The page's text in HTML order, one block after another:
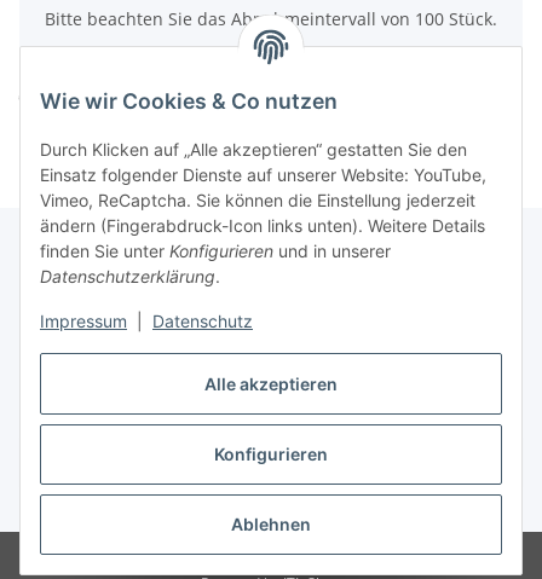
Alle akzeptieren
Konfigurieren
Ablehnen
Wie wir Cookies & Co nutzen
Durch Klicken auf „Alle akzeptieren“ gestatten Sie den
Einsatz folgender Dienste auf unserer Website: YouTube,
Vimeo, ReCaptcha. Sie können die Einstellung jederzeit
ändern (Fingerabdruck-Icon links unten). Weitere Details
finden Sie unter Konfigurieren und in unserer
Datenschutzerklärung.
Impressum Datenschutz
Bitte beachten Sie das Abnahmeintervall von 100 Stück.
Loading... Komponenten werden geladen ...
Gesetzliche Informationen
Vertrag widerrufen
* Alle Preise inkl. gesetzlicher USt., zzgl.Versand
© Easy-Tex.com